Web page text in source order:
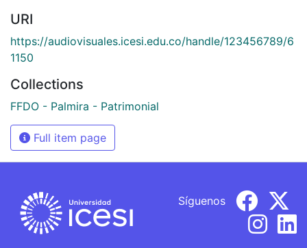
URI
https://audiovisuales.icesi.edu.co/handle/123456789/6
1150
Collections
FFDO - Palmira - Patrimonial
Full item page
Síguenos